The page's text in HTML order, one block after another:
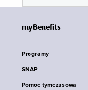
myBenefits
Programy
SNAP
Pomoc tymczasowa